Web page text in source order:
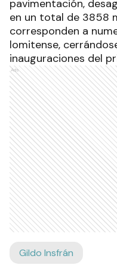
pavimentación,
en un total de 3858
corresponden a
lomitense,
inauguraciones del
Ads
Gildo Insfrán